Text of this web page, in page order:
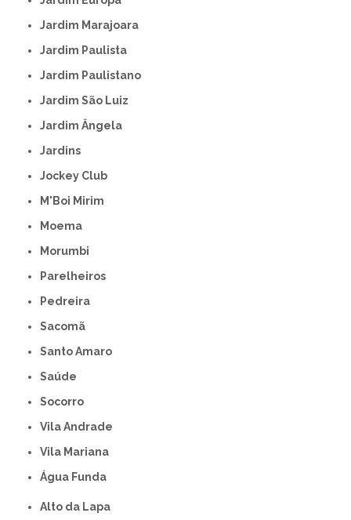
Jardim Marajoara
Jardim Paulista
Jardim Paulistano
Jardim São Luiz
Jardim Ângela
Jardins
Jockey Club
M'Boi Mirim
Moema
Morumbi
Parelheiros
Pedreira
Sacomã
Santo Amaro
Saúde
Socorro
Vila Andrade
Vila Mariana
Água Funda
Alto da Lapa